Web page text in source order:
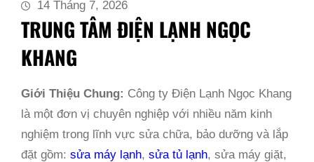
14 Tháng 7, 2026
TRUNG TÂM ĐIỆN LẠNH NGỌC
KHANG
Giới Thiệu Chung: Công ty Điện Lạnh Ngọc Khang
là một đơn vị chuyên nghiệp với nhiều năm kinh
nghiệm trong lĩnh vực sửa chữa, bảo dưỡng và lắp
đặt gồm: sửa máy lạnh, sửa tủ lạnh, sửa máy giặt,